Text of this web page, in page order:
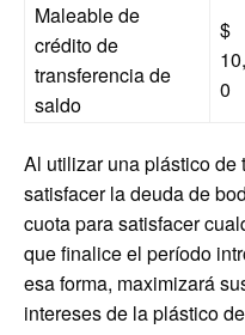
Maleable de
crédito de
transferencia de
saldo
$
0
Al utilizar una plástico de
satisfacer la deuda de
cuota para satisfacer
que finalice el período
esa forma, maximizará
intereses de la plástico